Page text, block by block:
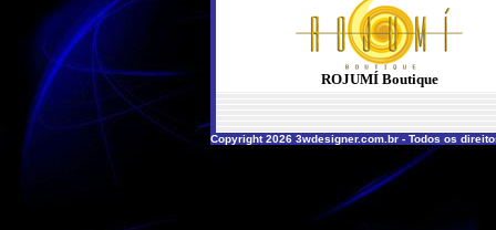
ROJUMÍ Boutique
Copyright 2026 3wdesigner.com.br - Todos os